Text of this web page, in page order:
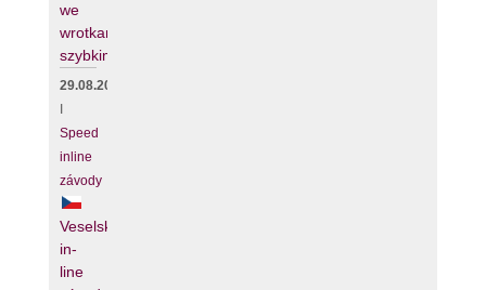
we
wrotkarstwie
szybkim
29.08.2026
Speed
inline
závody
Veselské
in-
line